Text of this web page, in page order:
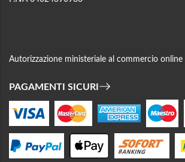
Autorizzazione ministeriale al commercio
PAGAMENTI SICURI